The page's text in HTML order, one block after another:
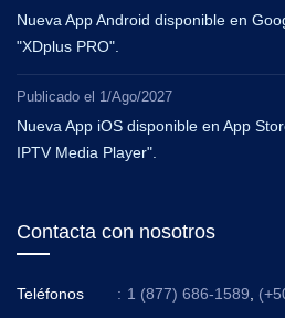
Nueva App Android disponible en
"XDplus PRO".
Publicado el 1/Ago/2027
Nueva App iOS disponible en App
IPTV Media Player".
Contacta con nosotros
Teléfonos : 1 (877) 686-1589